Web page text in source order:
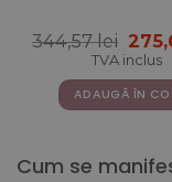
344,57lei
inițial
a
fost:
TVA inclus
ADAUGĂ ÎN
Cum se